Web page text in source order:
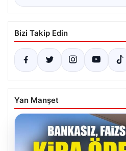
Bizi Takip Edin
Yan Manşet